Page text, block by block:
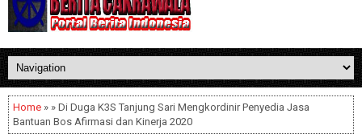
Home » » Di Duga K3S Tanjung Sari Mengkordinir Penyedia Jasa
Bantuan Bos Afirmasi dan Kinerja 2020